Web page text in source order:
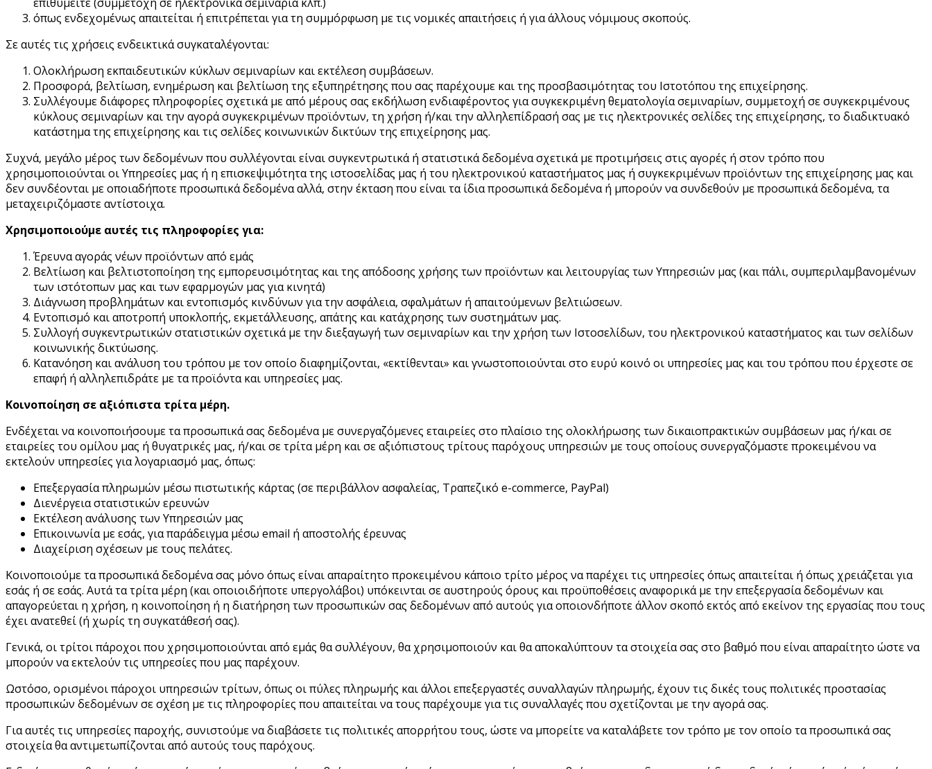
όπως ενδεχομένως απαιτείται ή επιτρέπεται για τη συμμόρφωση με τις νομικές απαιτήσεις ή για άλλους νόμιμους σκοπούς.
Σε αυτές τις χρήσεις ενδεικτικά συγκαταλέγονται:
Ολοκλήρωση εκπαιδευτικών κύκλων σεμιναρίων και εκτέλεση συμβάσεων.
Προσφορά, βελτίωση, ενημέρωση και βελτίωση της εξυπηρέτησης που σας παρέχουμε και της προσβασιμότητας του Ιστοτόπου της επιχείρησης.
Συλλέγουμε διάφορες πληροφορίες σχετικά με από μέρους σας εκδήλωση ενδιαφέροντος για συγκεκριμένη θεματολογία σεμιναρίων, συμμετοχή σε συγκεκριμένους
κύκλους σεμιναρίων και την αγορά συγκεκριμένων προϊόντων, τη χρήση ή/και την αλληλεπίδρασή σας με τις ηλεκτρονικές σελίδες της επιχείρησης, το διαδικτυακό
κατάστημα της επιχείρησης και τις σελίδες κοινωνικών δικτύων της επιχείρησης μας.
Συχνά, μεγάλο μέρος των δεδομένων που συλλέγονται είναι συγκεντρωτικά ή στατιστικά δεδομένα σχετικά με προτιμήσεις στις αγορές ή στον τρόπο που
χρησιμοποιούνται οι Υπηρεσίες μας ή η επισκεψιμότητα της ιστοσελίδας μας ή του ηλεκτρονικού καταστήματος μας ή συγκεκριμένων προϊόντων της επιχείρησης μας και
δεν συνδέονται με οποιαδήποτε προσωπικά δεδομένα αλλά, στην έκταση που είναι τα ίδια προσωπικά δεδομένα ή μπορούν να συνδεθούν με προσωπικά δεδομένα, τα
μεταχειριζόμαστε αντίστοιχα.
Χρησιμοποιούμε αυτές τις πληροφορίες για:
Έρευνα αγοράς νέων προϊόντων από εμάς
Βελτίωση και βελτιστοποίηση της εμπορευσιμότητας και της απόδοσης χρήσης των προϊόντων και λειτουργίας των Υπηρεσιών μας (και πάλι, συμπεριλαμβανομένων
των ιστότοπων μας και των εφαρμογών μας για κινητά)
Διάγνωση προβλημάτων και εντοπισμός κινδύνων για την ασφάλεια, σφαλμάτων ή απαιτούμενων βελτιώσεων.
Εντοπισμό και αποτροπή υποκλοπής, εκμετάλλευσης, απάτης και κατάχρησης των συστημάτων μας.
Συλλογή συγκεντρωτικών στατιστικών σχετικά με την διεξαγωγή των σεμιναρίων και την χρήση των Ιστοσελίδων, του ηλεκτρονικού καταστήματος και των σελίδων
κοινωνικής δικτύωσης.
Κατανόηση και ανάλυση του τρόπου με τον οποίο διαφημίζονται, «εκτίθενται» και γνωστοποιούνται στο ευρύ κοινό οι υπηρεσίες μας και του τρόπου που έρχεστε σε
επαφή ή αλληλεπιδράτε με τα προϊόντα και υπηρεσίες μας.
Κοινοποίηση σε αξιόπιστα τρίτα μέρη.
Ενδέχεται να κοινοποιήσουμε τα προσωπικά σας δεδομένα με συνεργαζόμενες εταιρείες στο πλαίσιο της ολοκλήρωσης των δικαιοπρακτικών συμβάσεων μας ή/και σε
εταιρείες του ομίλου μας ή θυγατρικές μας, ή/και σε τρίτα μέρη και σε αξιόπιστους τρίτους παρόχους υπηρεσιών με τους οποίους συνεργαζόμαστε προκειμένου να
εκτελούν υπηρεσίες για λογαριασμό μας, όπως:
Επεξεργασία πληρωμών μέσω πιστωτικής κάρτας (σε περιβάλλον ασφαλείας, Τραπεζικό e-commerce, PayPal)
Διενέργεια στατιστικών ερευνών
Εκτέλεση ανάλυσης των Υπηρεσιών μας
Επικοινωνία με εσάς, για παράδειγμα μέσω email ή αποστολής έρευνας
Διαχείριση σχέσεων με τους πελάτες.
Κοινοποιούμε τα προσωπικά δεδομένα σας μόνο όπως είναι απαραίτητο προκειμένου κάποιο τρίτο μέρος να παρέχει τις υπηρεσίες όπως απαιτείται ή όπως χρειάζεται για
εσάς ή σε εσάς. Αυτά τα τρίτα μέρη (και οποιοιδήποτε υπεργολάβοι) υπόκεινται σε αυστηρούς όρους και προϋποθέσεις αναφορικά με την επεξεργασία δεδομένων και
απαγορεύεται η χρήση, η κοινοποίηση ή η διατήρηση των προσωπικών σας δεδομένων από αυτούς για οποιονδήποτε άλλον σκοπό εκτός από εκείνον της εργασίας που τους
έχει ανατεθεί (ή χωρίς τη συγκατάθεσή σας).
Γενικά, οι τρίτοι πάροχοι που χρησιμοποιούνται από εμάς θα συλλέγουν, θα χρησιμοποιούν και θα αποκαλύπτουν τα στοιχεία σας στο βαθμό που είναι απαραίτητο ώστε να
μπορούν να εκτελούν τις υπηρεσίες που μας παρέχουν.
Ωστόσο, ορισμένοι πάροχοι υπηρεσιών τρίτων, όπως οι πύλες πληρωμής και άλλοι επεξεργαστές συναλλαγών πληρωμής, έχουν τις δικές τους πολιτικές προστασίας
προσωπικών δεδομένων σε σχέση με τις πληροφορίες που απαιτείται να τους παρέχουμε για τις συναλλαγές που σχετίζονται με την αγορά σας.
Για αυτές τις υπηρεσίες παροχής, συνιστούμε να διαβάσετε τις πολιτικές απορρήτου τους, ώστε να μπορείτε να καταλάβετε τον τρόπο με τον οποίο τα προσωπικά σας
στοιχεία θα αντιμετωπίζονται από αυτούς τους παρόχους.